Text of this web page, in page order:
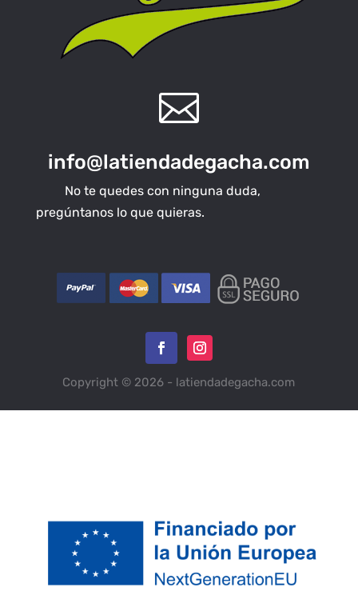

info@latiendadegacha.com
No te quedes con ninguna duda,
pregúntanos lo que quieras.
Copyright © 2026 - latiendadegacha.com